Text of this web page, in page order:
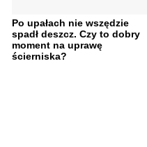
Po upałach nie wszędzie
spadł deszcz. Czy to dobry
moment na uprawę
ścierniska?